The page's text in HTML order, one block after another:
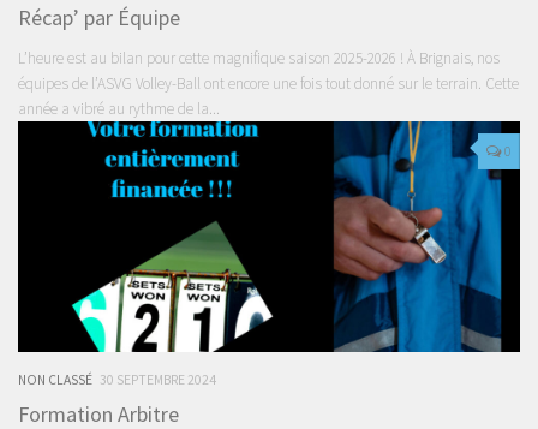
Récap’ par Équipe
L’heure est au bilan pour cette magnifique saison 2025-2026 ! À Brignais, nos
équipes de l’ASVG Volley-Ball ont encore une fois tout donné sur le terrain. Cette
année a vibré au rythme de la...
0
NON CLASSÉ 30 SEPTEMBRE 2024
Formation Arbitre